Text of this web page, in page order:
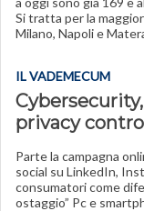
Si tratta per la
Milano, Napoli e
IL VADEMECUM
privacy
Parte la campagna
social su LinkedIn,
consumatori come
ostaggio” Pc e